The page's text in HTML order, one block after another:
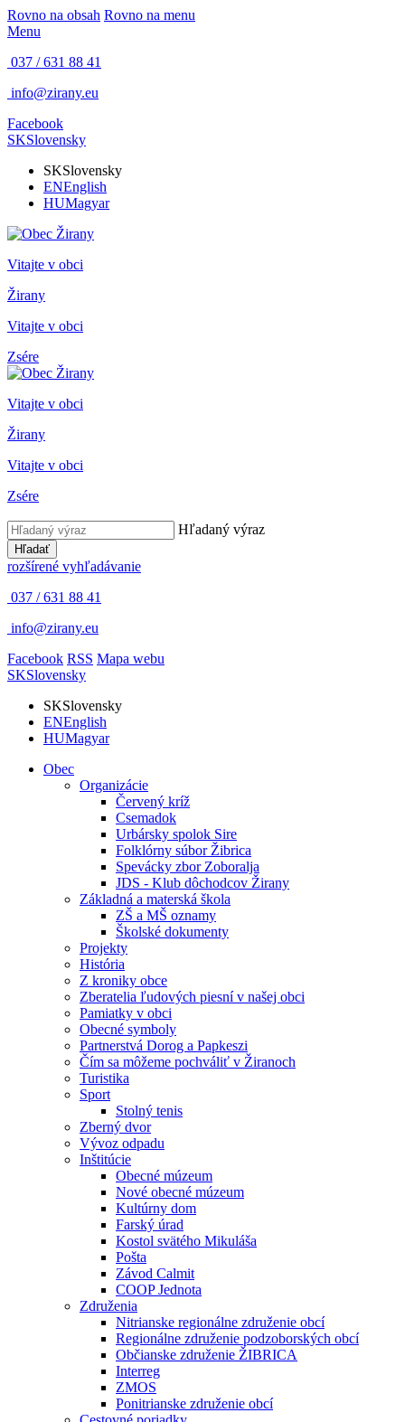
Rovno na obsah Rovno na menu
Menu
037 / 631 88 41
info@zirany.eu
Facebook
SKSlovensky
SKSlovensky
ENEnglish
HUMagyar
Vitajte v obci
Žirany
Vitajte v obci
Zsére
Vitajte v obci
Žirany
Vitajte v obci
Zsére
Hľadaný výraz
Hľadať
rozšírené vyhľadávanie
037 / 631 88 41
info@zirany.eu
Facebook RSS Mapa webu
SKSlovensky
SKSlovensky
ENEnglish
HUMagyar
Obec
Organizácie
Červený kríž
Csemadok
Urbársky spolok Sire
Folklórny súbor Žibrica
Spevácky zbor Zoboralja
JDS - Klub dôchodcov Žirany
Základná a materská škola
ZŠ a MŠ oznamy
Školské dokumenty
Projekty
História
Z kroniky obce
Zberatelia ľudových piesní v našej obci
Pamiatky v obci
Obecné symboly
Partnerstvá Dorog a Papkeszi
Čím sa môžeme pochváliť v Žiranoch
Turistika
Sport
Stolný tenis
Zberný dvor
Vývoz odpadu
Inštitúcie
Obecné múzeum
Nové obecné múzeum
Kultúrny dom
Farský úrad
Kostol svätého Mikuláša
Pošta
Závod Calmit
COOP Jednota
Združenia
Nitrianske regionálne združenie obcí
Regionálne združenie podzoborských obcí
Občianske združenie ŽIBRICA
Interreg
ZMOS
Ponitrianske združenie obcí